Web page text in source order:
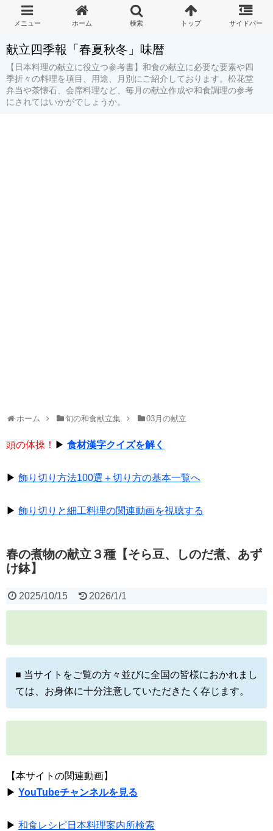
献立四季報「春夏秋冬」味暦
【日本料理の献立に役立つ参考書】和食の献立に必要な要素や四
季折々の料理を項目、用途、月別にご紹介しております。松花堂
弁当や茶懐石、会席料理など、毎月の献立作成や和食調理の参考
にされてはいかがでしょうか。
ホーム 旬の和食献立集 03月の献立
頭の体操！ ▶ 食材漢字クイズを解く
▶ 飾り切り方法100選＋切り方の基本一覧へ
▶ 飾り切りと細工料理の関連動画を視聴する
春の煮物の献立３種【そら豆、しのだ煮、あず
け鉢】
2025/10/15 2026/1/1
■ 当サイトをご覧の方々並びに全国の皆様におかれまし
ては、お身体に十分注意していただきたく存じます。
【本サイトの関連動画】
▶ YouTubeチャンネルを見る
▶ 和食レシピ日本料理案内所検索